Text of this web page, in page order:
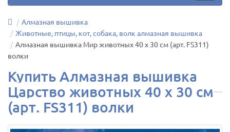
Алмазная вышивка
Животные, птицы, кот, собака, волк алмазная вышивка
Алмазная вышивка Мир животных 40 х 30 см (арт. FS311)
волки
Купить Алмазная вышивка
Царство животных 40 х 30 см
(арт. FS311) волки